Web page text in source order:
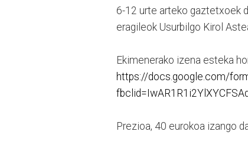
6-12 urte arteko gaztetxoek
eragileok Usurbilgo Kirol
Ekimenerako izena esteka
https://docs.google.com/
Prezioa, 40 eurokoa izango